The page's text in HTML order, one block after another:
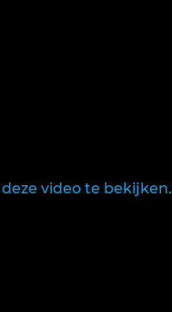
video te bekijken.